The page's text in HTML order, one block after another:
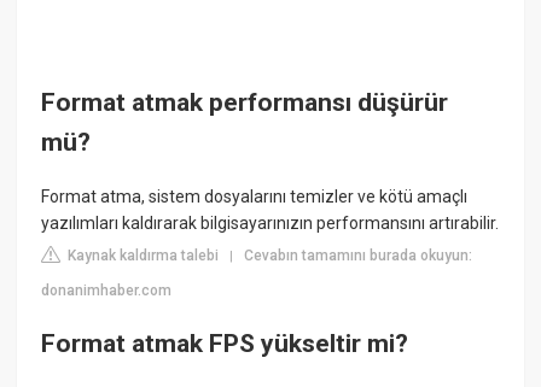
Format atmak performansı düşürür
mü?
Format atma, sistem dosyalarını temizler ve kötü amaçlı
yazılımları kaldırarak bilgisayarınızın performansını artırabilir.
Kaynak kaldırma talebi |Cevabın tamamını burada okuyun:
donanimhaber.com
Format atmak FPS yükseltir mi?